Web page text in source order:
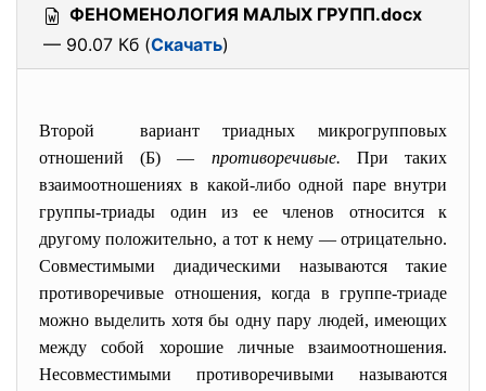
ФЕНОМЕНОЛОГИЯ МАЛЫХ ГРУПП.docx
— 90.07 Кб (Скачать)
Второй вариант триадных микрогрупповых
отношений (Б) — противоречивые. При таких
взаимоотношениях в какой-либо одной паре внутри
группы-триады один из ее членов относится к
другому положительно, а тот к нему — отрицательно.
Совместимыми диадическими называются такие
противоречивые отношения, когда в группе-триаде
можно выделить хотя бы одну пару людей, имеющих
между собой хорошие личные взаимоотношения.
Несовместимыми противоречивыми называются